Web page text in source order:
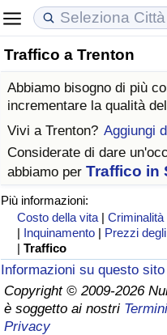
Traffico a Trenton
Abbiamo bisogno di più
incrementare la qualità
Vivi a Trenton? Aggiungi
Considerate di dare
abbiamo per Traffico in
Più informazioni:
Costo della vita |Criminalità
| Inquinamento | Prezzi
|Traffico
Informazioni su questo sito
Copyright © 2009-2026
è soggetto ai nostri
Privacy
Costo della vita
Indice Del Costo Della
Indice Del Costo Della
Indice del Costo della
ad Aqaba
Prezzi degli immobili
Indice del Prezzo delle
Indice del Prezzo delle
Indice del Prezzo delle
Qualità della Vita
Indice della Qualità
Indice della Qualità
Indice della qualità della
Criminalità
Indice del Tasso di
Indice della Criminalità